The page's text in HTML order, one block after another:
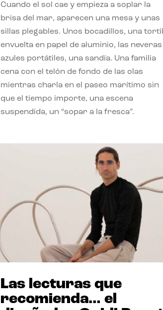
Cuando el sol cae y empieza a soplar la
brisa del mar, aparecen una mesa y unas
sillas plegables. Unos bocadillos, una
envuelta en papel de aluminio, las neveras
azules portátiles, una sandía. Una familia
cena con el telón de fondo de las olas
mientras charla en el paseo marítimo sin
que el tiempo importe, una escena
suspendida, un “sopar a la fresca”.
Las lecturas que
recomienda… el